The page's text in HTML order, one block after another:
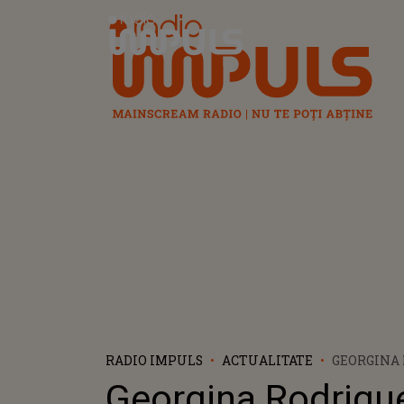
Radio Impuls
RADIO IMPULS ACTUALITATE
GEORGINA
DUPĂ 9